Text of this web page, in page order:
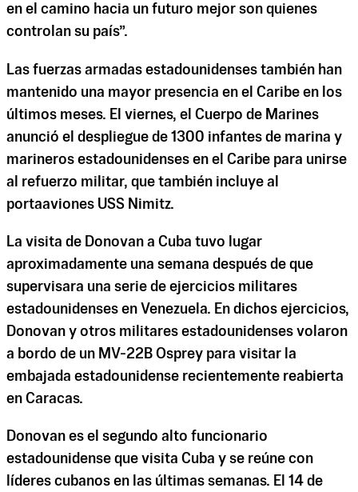
en el camino hacia un futuro mejor son quienes
controlan su país”.
Las fuerzas armadas estadounidenses también han
mantenido una mayor presencia en el Caribe en los
últimos meses. El viernes, el Cuerpo de Marines
anunció el despliegue de 1300 infantes de marina y
marineros estadounidenses en el Caribe para unirse
al refuerzo militar, que también incluye al
portaaviones USS Nimitz.
La visita de Donovan a Cuba tuvo lugar
aproximadamente una semana después de que
supervisara una serie de ejercicios militares
estadounidenses en Venezuela. En dichos ejercicios,
Donovan y otros militares estadounidenses volaron
a bordo de un MV-22B Osprey para visitar la
embajada estadounidense recientemente reabierta
en Caracas.
Donovan es el segundo alto funcionario
estadounidense que visita Cuba y se reúne con
líderes cubanos en las últimas semanas. El 14 de